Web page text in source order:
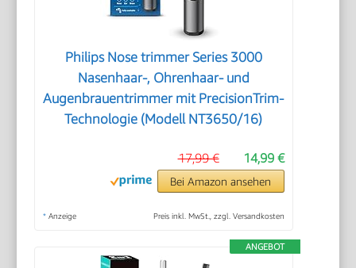
Philips Nose trimmer Series 3000
Nasenhaar-, Ohrenhaar- und
Augenbrauentrimmer mit PrecisionTrim-
Technologie (Modell NT3650/16)
14,99 €
17,99 €
Bei Amazon ansehen
* Anzeige Preis inkl. MwSt., zzgl. Versandkosten
ANGEBOT